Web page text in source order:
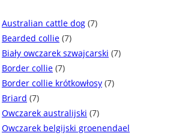
Australian cattle dog (7)
Bearded collie (7)
Biały owczarek szwajcarski (7)
Border collie (7)
Border collie krótkowłosy (7)
Briard (7)
Owczarek australijski (7)
Owczarek belgijski groenendael